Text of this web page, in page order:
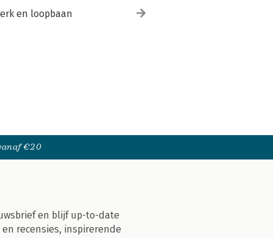
en loopbaan
€20
en blijf up-to-date
recensies, inspirerende